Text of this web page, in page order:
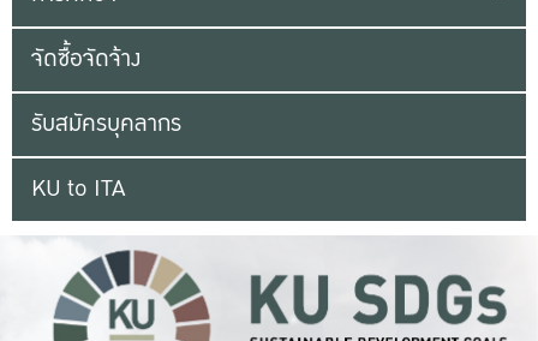
จัดซื้อจัดจ้าง
รับสมัครบุคลากร
KU to ITA